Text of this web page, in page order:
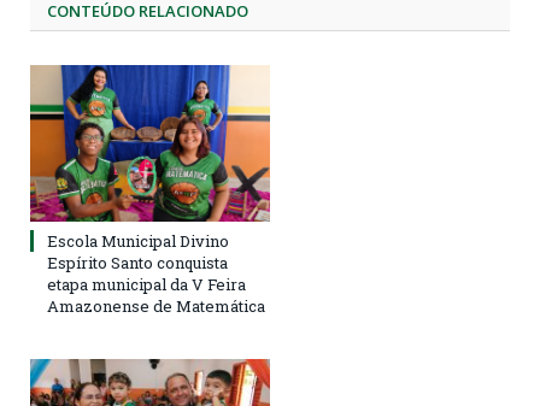
CONTEÚDO RELACIONADO
Escola Municipal Divino
Espírito Santo conquista
etapa municipal da V Feira
Amazonense de Matemática